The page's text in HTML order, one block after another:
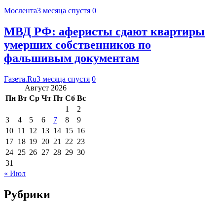
Мослента3 месяца спустя 0
МВД РФ: аферисты сдают квартиры
умерших собственников по
фальшивым документам
Газета.Ru3 месяца спустя 0
Август 2026
Пн Вт Ср Чт Пт Сб Вс
1
2
3
4 5 6 7 8
9
10 11 12 13 14 15 16
17 18 19 20 21 22 23
24 25 26 27 28 29 30
31
« Июл
Рубрики